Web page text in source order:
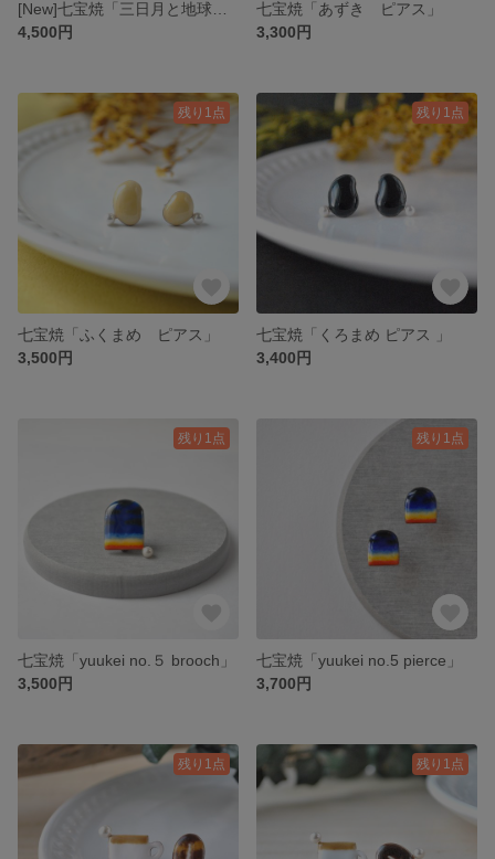
4,500円
七宝焼「あずき ピアス」
3,300円
残り1点
七宝焼「ふくまめ ピアス」
3,500円
残り1点
七宝焼「くろまめ ピアス 」
3,400円
残り1点
七宝焼「yuukei no.５ brooch」
3,500円
残り1点
七宝焼「yuukei no.5 pierce」
3,700円
残り1点 残り1点